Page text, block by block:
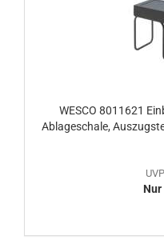
WESCO 8011621
Ablageschale,
Nur